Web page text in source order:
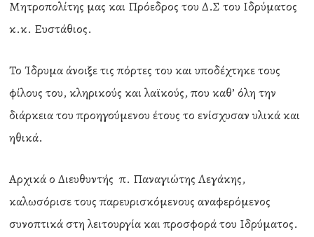
Μητροπολίτης μας και Πρόεδρος του Δ.Σ του Ιδρύματος
κ.κ. Ευστάθιος.
Το Ίδρυμα άνοιξε τις πόρτες του και υποδέχτηκε τους
φίλους του, κληρικούς και λαϊκούς, που καθ’ όλη την
διάρκεια του προηγούμενου έτους το ενίσχυσαν υλικά και
ηθικά.
Αρχικά ο Διευθυντής π. Παναγιώτης Λεγάκης,
καλωσόρισε τους παρευρισκόμενους αναφερόμενος
συνοπτικά στη λειτουργία και προσφορά του Ιδρύματος.